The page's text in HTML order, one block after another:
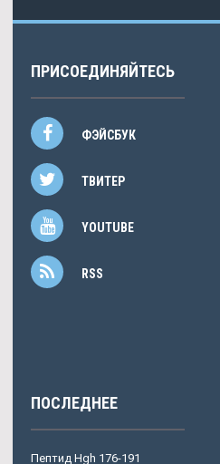
ПРИСОЕДИНЯЙТЕСЬ
ФЭЙСБУК
ТВИТЕР
YOUTUBE
RSS
ПОСЛЕДНЕЕ
Пептид Hgh 176-191